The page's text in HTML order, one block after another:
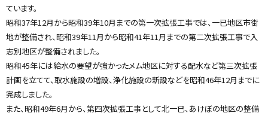
i
y
当
窓
口
ています。
昭和37年12月から昭和39年10月までの第一次拡張工事では、一已地区市街
地が整備され、昭和39年11月から昭和41年11月までの第二次拡張工事で入
志別地区が整備されました。
昭和45年には給水の要望が強かったメム地区に対する配水など第三次拡張
計画を立てて、取水施設の増設、浄化施設の新設などを昭和46年12月までに
完成しました。
また、昭和49年6月から、第四次拡張工事として北一已、あけぼの地区の整備